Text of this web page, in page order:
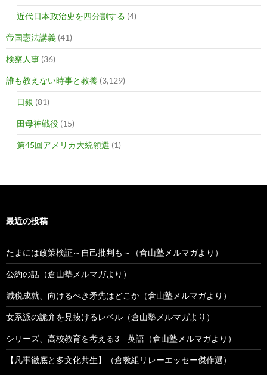
近代日本政治史を四分割する (4)
帝国憲法講義 (41)
検察人事 (36)
誰も教えない時事と教養 (3,129)
日銀 (81)
田母神戦役 (15)
第45回アメリカ大統領選 (1)
最近の投稿
たまには政策検証～自己批判も～（倉山塾メルマガより）
公約の話（倉山塾メルマガより）
減税成就、向けるべき矛先はどこか（倉山塾メルマガより）
女系派の詭弁を見抜けるレベル（倉山塾メルマガより）
シリーズ、高校教育を考える3 英語（倉山塾メルマガより）
【凡事徹底と多文化共生】（倉教組リレーエッセー傑作選）